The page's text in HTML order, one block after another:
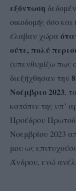
εξόντωση
οικοδομής όσο
έλαβαν χώρα
ούτε, πολύ
(υπενθυμίζω πως
διεξήχθησαν την
Νοέμβριο 2023,
κατόπιν της υπ’
Προέδρου
Νοεμβρίου 2023
μου ως
Άνδρου, ενώ